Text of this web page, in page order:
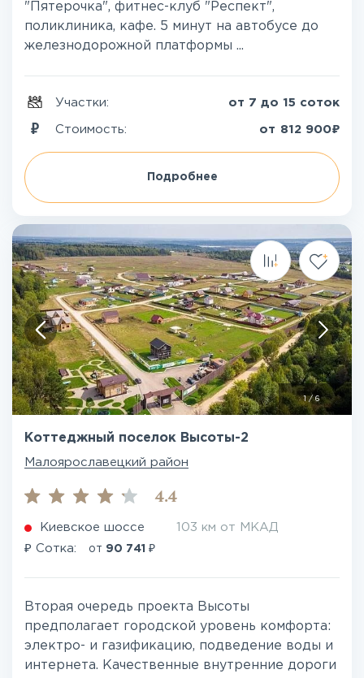
"Пятерочка", фитнес-клуб "Респект",
поликлиника, кафе. 5 минут на автобусе до
железнодорожной платформы ...
Участки: от 7 до 15 соток
Стоимость: от 812 900₽
Подробнее
1 /6
Коттеджный поселок Высоты-2
Малоярославецкий район
4.4
Киевское шоссе 103 км от МКАД
₽ Сотка: от 90 741 ₽
Вторая очередь проекта Высоты
предполагает городской уровень комфорта:
электро- и газификацию, подведение воды и
интернета. Качественные внутренние дороги